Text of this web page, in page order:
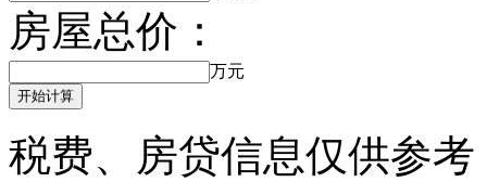
房屋总价：
万元
开始计算
税费、房贷信息仅供参